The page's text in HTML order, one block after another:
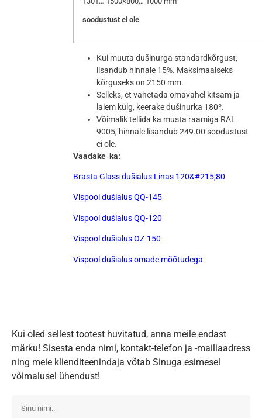
soodustust ei ole
Kui muuta dušinurga standardkõrgust,
lisandub hinnale 15%. Maksimaalseks
kõrguseks on 2150 mm.
Selleks, et vahetada omavahel kitsam ja
laiem külg, keerake dušinurka 180º.
Võimalik tellida ka musta raamiga RAL
9005, hinnale lisandub 249.00 soodustust
ei ole.
Vaadake ka:
Brasta Glass dušialus Linas 120&#215;80
Vispool dušialus QQ-145
Vispool dušialus QQ-120
Vispool dušialus OZ-150
Vispool dušialus omade mõõtudega
Kui oled sellest tootest huvitatud, anna meile endast
märku! Sisesta enda nimi, kontakt-telefon ja -mailiaadress
ning meie klienditeenindaja võtab Sinuga esimesel
võimalusel ühendust!